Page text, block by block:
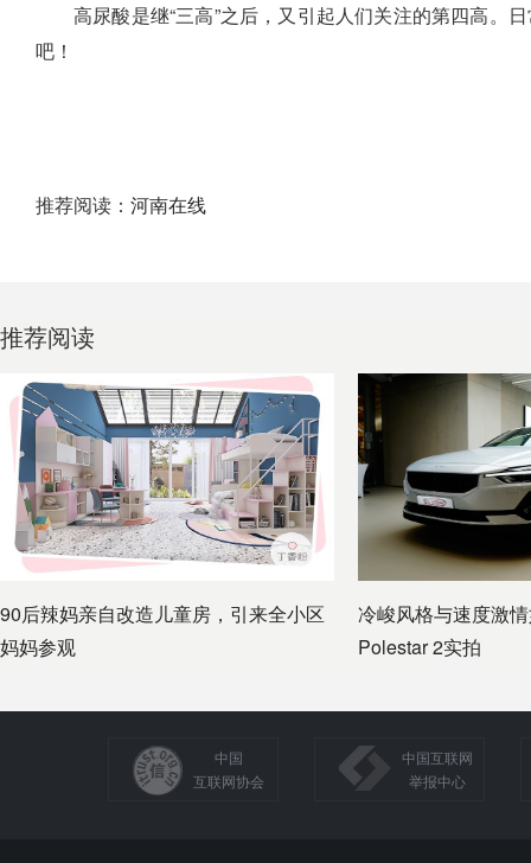
高尿酸是继“三高”之后，又引起人们关注的第四高。
吧！
推荐阅读： 河南在线
推荐阅读
90后辣妈亲自改造儿童房，引来全小区
妈妈参观
冷峻风格与速度激
Polestar 2实拍
中国
互联网协会
中国互联网
举报中心